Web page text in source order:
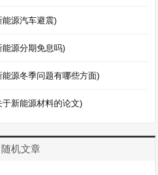
源汽车避震)
源分期免息吗)
源冬季问题有哪些方面)
新能源材料的论文)
随机文章